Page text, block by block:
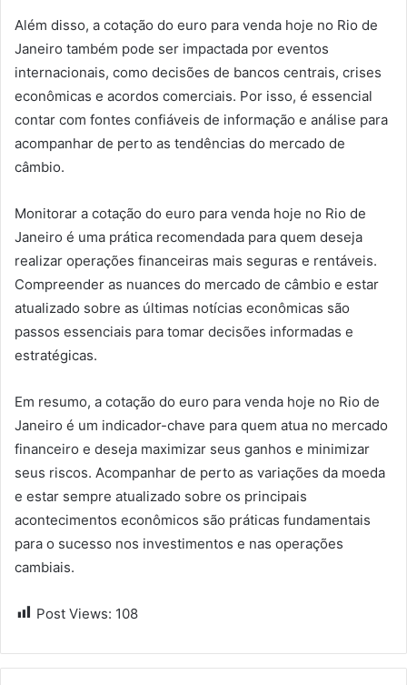
Além disso, a cotação do euro para venda hoje no Rio de
Janeiro também pode ser impactada por eventos
internacionais, como decisões de bancos centrais, crises
econômicas e acordos comerciais. Por isso, é essencial
contar com fontes confiáveis de informação e análise para
acompanhar de perto as tendências do mercado de
câmbio.
Monitorar a cotação do euro para venda hoje no Rio de
Janeiro é uma prática recomendada para quem deseja
realizar operações financeiras mais seguras e rentáveis.
Compreender as nuances do mercado de câmbio e estar
atualizado sobre as últimas notícias econômicas são
passos essenciais para tomar decisões informadas e
estratégicas.
Em resumo, a cotação do euro para venda hoje no Rio de
Janeiro é um indicador-chave para quem atua no mercado
financeiro e deseja maximizar seus ganhos e minimizar
seus riscos. Acompanhar de perto as variações da moeda
e estar sempre atualizado sobre os principais
acontecimentos econômicos são práticas fundamentais
para o sucesso nos investimentos e nas operações
cambiais.
Post Views: 108